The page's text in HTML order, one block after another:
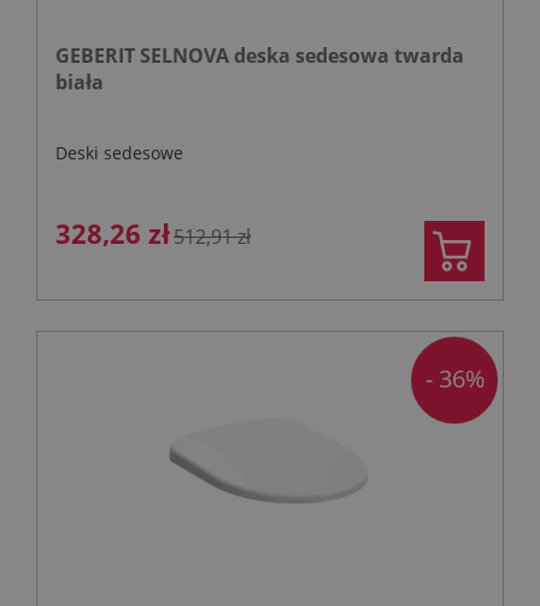
GEBERIT SELNOVA deska sedesowa twarda
biała
Deski sedesowe
328,26 zł512,91 zł
- 36%